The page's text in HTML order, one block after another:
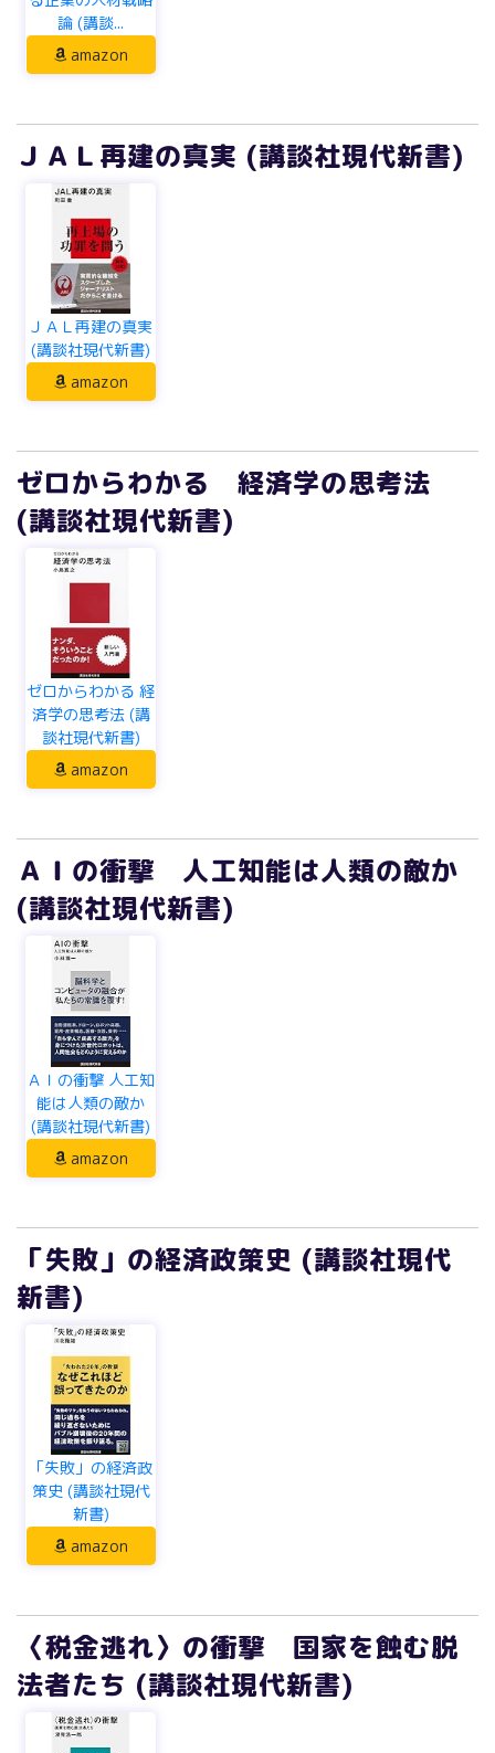
ＪＡＬ再建の真実
(講談社現代新書)
amazon
(講談社現代新書)
ゼロからわかる 経
済学の思考法 (講
談社現代新書)
amazon
(講談社現代新書)
ＡＩの衝撃 人工知
能は人類の敵か
(講談社現代新書)
amazon
新書)
「失敗」の経済政
策史 (講談社現代
新書)
amazon
法者たち (講談社現代新書)